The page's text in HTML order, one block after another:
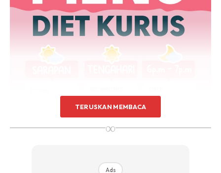
TERUSKAN MEMBACA
∞
Ads